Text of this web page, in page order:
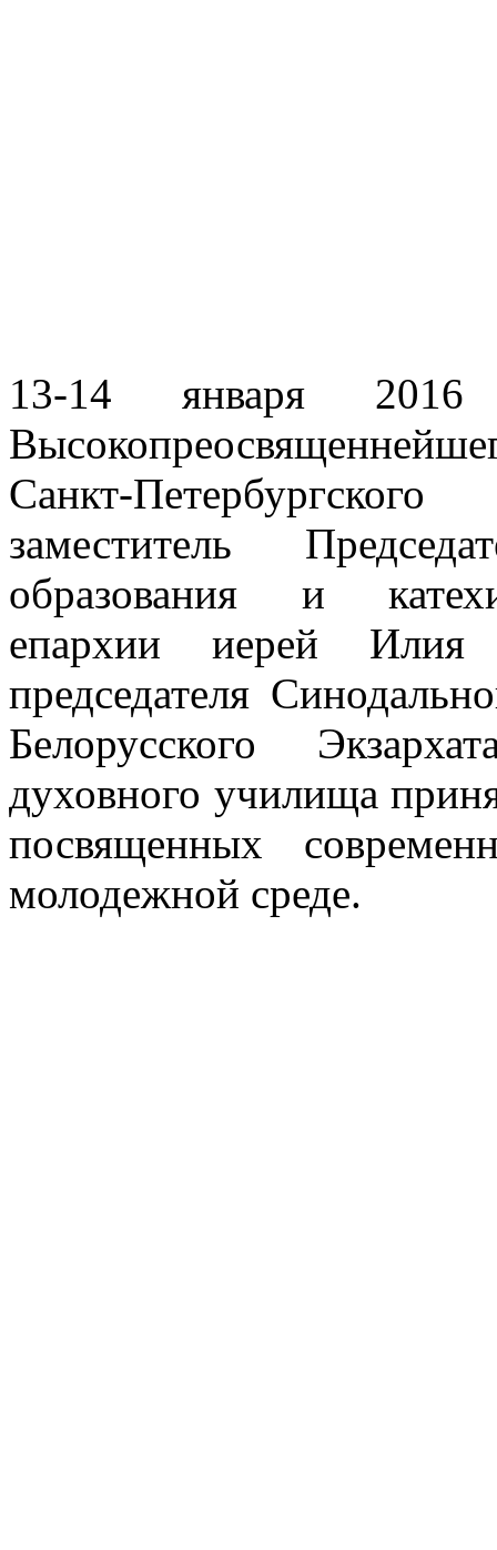
13-14 января 2016
Санкт-
заместитель
образования и
епархии иерей
председателя
Белорусского
духовного училища
посвященных
молодежной среде.